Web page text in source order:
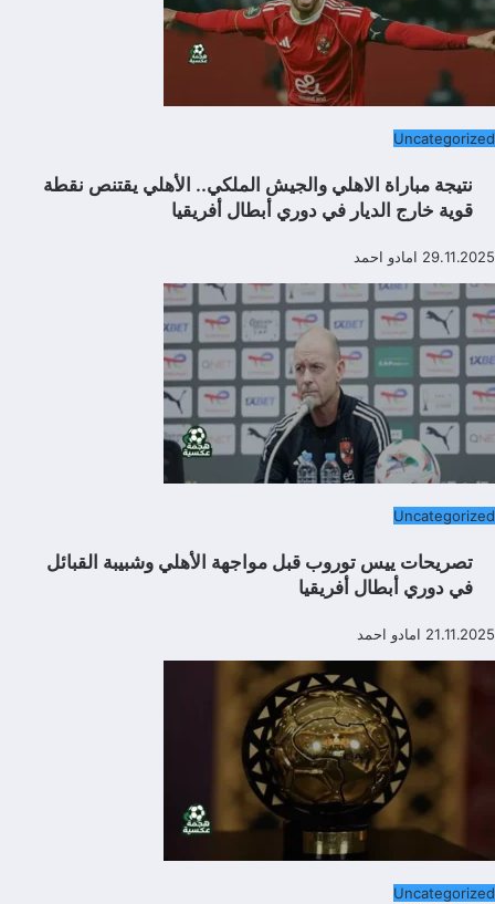
Uncategorized
نتيجة مباراة الاهلي والجيش الملكي.. الأهلي يقتنص نقطة
قوية خارج الديار في دوري أبطال أفريقيا
29.11.2025 امادو احمد
Uncategorized
تصريحات ييس توروب قبل مواجهة الأهلي وشبيبة القبائل
في دوري أبطال أفريقيا
21.11.2025 امادو احمد
Uncategorized